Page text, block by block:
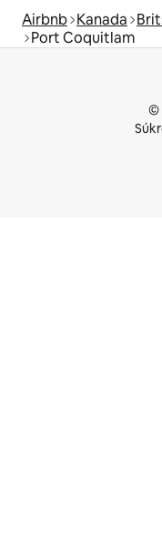
Airbnb Kanada
Port Coquitlam
©